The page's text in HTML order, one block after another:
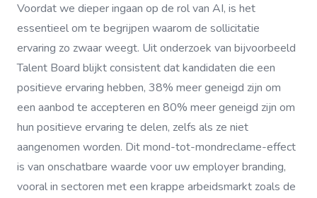
Voordat we dieper ingaan op de rol van AI, is het
essentieel om te begrijpen waarom de sollicitatie
ervaring zo zwaar weegt. Uit onderzoek van bijvoorbeeld
Talent Board blijkt consistent dat kandidaten die een
positieve ervaring hebben, 38% meer geneigd zijn om
een aanbod te accepteren en 80% meer geneigd zijn om
hun positieve ervaring te delen, zelfs als ze niet
aangenomen worden. Dit mond-tot-mondreclame-effect
is van onschatbare waarde voor uw employer branding,
vooral in sectoren met een krappe arbeidsmarkt zoals de